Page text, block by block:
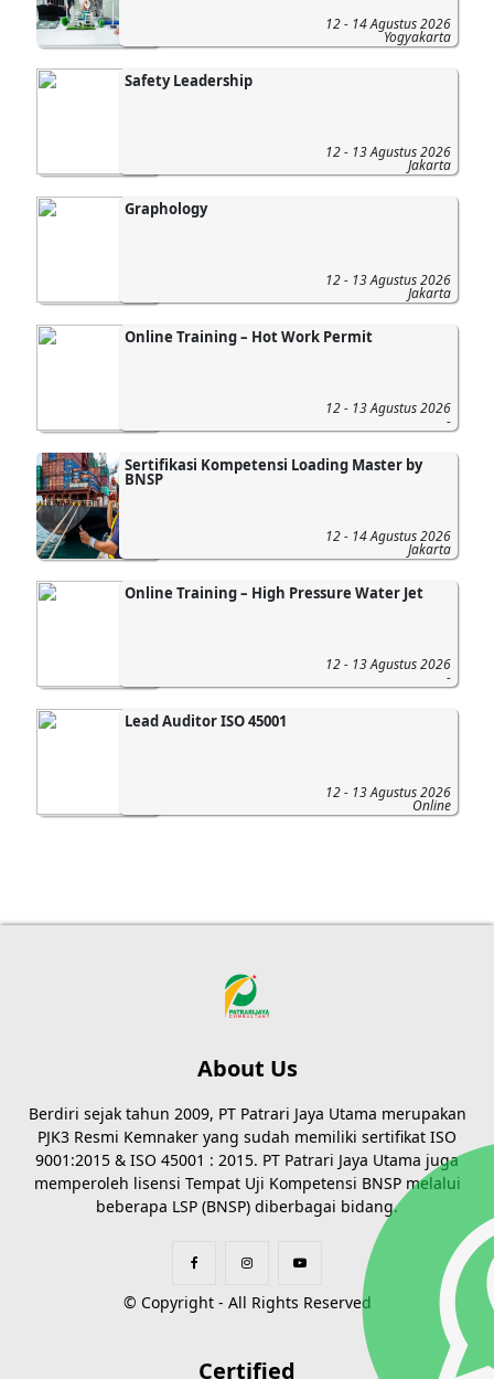
12 - 14 Agustus 2026
Yogyakarta
Safety Leadership
12 - 13 Agustus 2026
Jakarta
Graphology
12 - 13 Agustus 2026
Jakarta
Online Training – Hot Work Permit
12 - 13 Agustus 2026
-
Sertifikasi Kompetensi Loading Master by
BNSP
12 - 14 Agustus 2026
Jakarta
Online Training – High Pressure Water Jet
12 - 13 Agustus 2026
-
Lead Auditor ISO 45001
12 - 13 Agustus 2026
Online
About Us
Berdiri sejak tahun 2009, PT Patrari Jaya Utama merupakan
PJK3 Resmi Kemnaker yang sudah memiliki sertifikat ISO
9001:2015 & ISO 45001 : 2015. PT Patrari Jaya Utama juga
memperoleh lisensi Tempat Uji Kompetensi BNSP melalui
beberapa LSP (BNSP) diberbagai bidang.
© Copyright - All Rights Reserved
Certified